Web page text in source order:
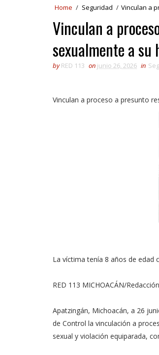
Home / Seguridad / Vinculan a
Vinculan a
sexualmente a
by RED 113 on junio 26, 2026 in
Vinculan a proceso a presunto
La víctima tenía 8 años de edad
RED 113 MICHOACÁN/Redacción
Apatzingán, Michoacán, a 26
de Control la vinculación a
sexual y violación equiparada,